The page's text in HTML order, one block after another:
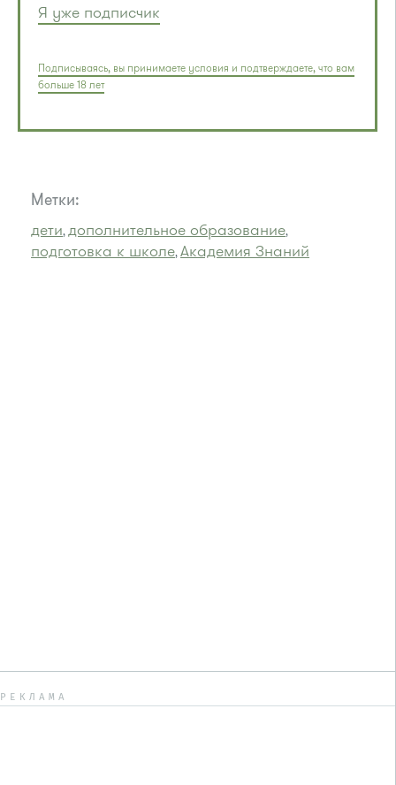
Я уже подписчик
Подписываясь, вы принимаете условия и подтверждаете, что вам
больше 18 лет
Метки:
дети,дополнительное образование,
подготовка к школе,Академия Знаний
РЕКЛАМА